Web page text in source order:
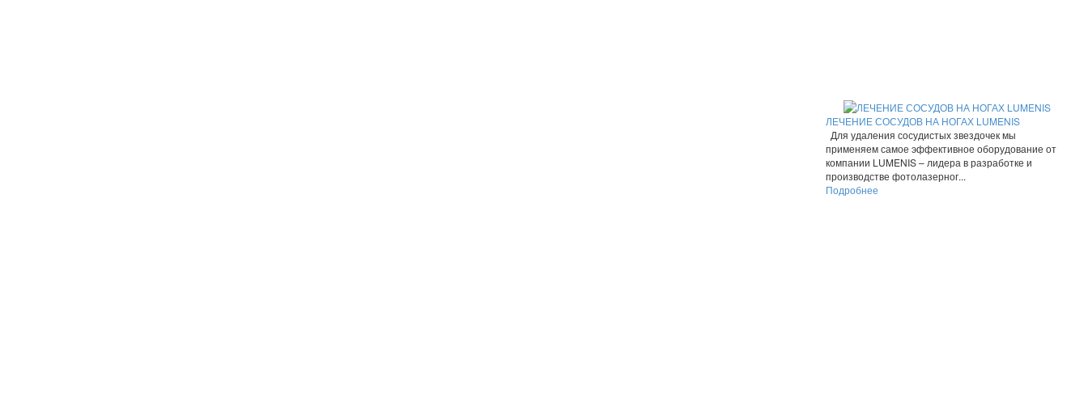
ЛЕЧЕНИЕ СОСУДОВ НА НОГАХ LUMENIS
Для удаления сосудистых звездочек мы
применяем самое эффективное оборудование от
компании LUMENIS – лидера в разработке и
производстве фотолазерног...
Подробнее